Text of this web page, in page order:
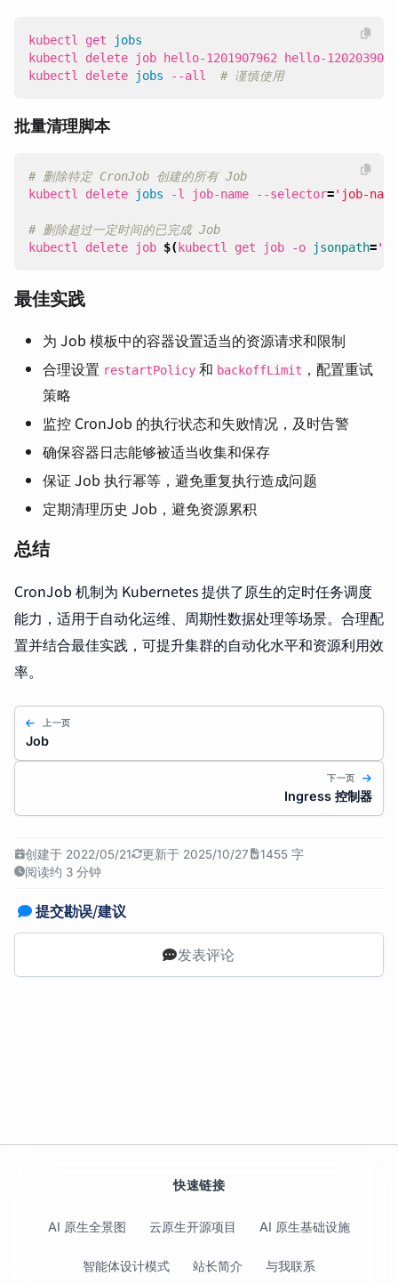
kubectl get jobs
kubectl delete jobs --all # 谨慎使用
批量清理脚本
# 删除特定 CronJob 创建的所有 Job
kubectl delete
jobs -l job-name --selector='job-
# 删除超过一定时间的已完成 Job
kubectl delete job $( kubectl get job -o jsonpath=
最佳实践
为 Job 模板中的容器设置适当的资源请求和限制
合理设置 restartPolicy 和 backoffLimit ，配置重试
策略
监控 CronJob 的执行状态和失败情况，及时告警
确保容器日志能够被适当收集和保存
保证 Job 执行幂等，避免重复执行造成问题
定期清理历史 Job，避免资源累积
总结
CronJob 机制为 Kubernetes 提供了原生的定时任务调度
能力，适用于自动化运维、周期性数据处理等场景。合理配
置并结合最佳实践，可提升集群的自动化水平和资源利用效
率。
上一页
Job
下一页
Ingress 控制器
创建于 2022/05/21 更新于 2025/10/27
1455 字
阅读约 3 分钟
提交勘误/建议
发表评论
快速链接
AI 原生全景图 云原生开源项目 AI 原生基础设施
智能体设计模式 站长简介 与我联系